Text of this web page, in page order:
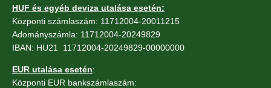
HUF és egyéb deviza utalása esetén:
Központi számlaszám: 11712004-20011215
Adományszámla: 11712004-20249829
IBAN: HU21 11712004-20249829-00000000
EUR utalása esetén:
Központi EUR bankszámlaszám: